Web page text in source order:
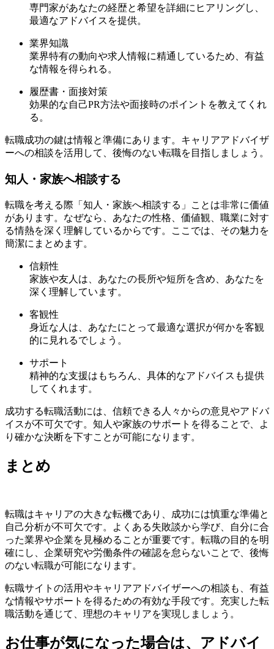
専門家があなたの経歴と希望を詳細にヒアリングし、
最適なアドバイスを提供。
業界知識
業界特有の動向や求人情報に精通しているため、有益
な情報を得られる。
履歴書・面接対策
効果的な自己PR方法や面接時のポイントを教えてくれ
る。
転職成功の鍵は情報と準備にあります。キャリアアドバイザ
ーへの相談を活用して、後悔のない転職を目指しましょう。
知人・家族へ相談する
転職を考える際「知人・家族へ相談する」ことは非常に価値
があります。なぜなら、あなたの性格、価値観、職業に対す
る情熱を深く理解しているからです。ここでは、その魅力を
簡潔にまとめます。
信頼性
家族や友人は、あなたの長所や短所を含め、あなたを
深く理解しています。
客観性
身近な人は、あなたにとって最適な選択が何かを客観
的に見れるでしょう。
サポート
精神的な支援はもちろん、具体的なアドバイスも提供
してくれます。
成功する転職活動には、信頼できる人々からの意見やアドバ
イスが不可欠です。知人や家族のサポートを得ることで、よ
り確かな決断を下すことが可能になります。
まとめ
転職はキャリアの大きな転機であり、成功には慎重な準備と
自己分析が不可欠です。よくある失敗談から学び、自分に合
った業界や企業を見極めることが重要です。転職の目的を明
確にし、企業研究や労働条件の確認を怠らないことで、後悔
のない転職が可能になります。
転職サイトの活用やキャリアアドバイザーへの相談も、有益
な情報やサポートを得るための有効な手段です。充実した転
職活動を通じて、理想のキャリアを実現しましょう。
お仕事が気になった場合は、アドバイ